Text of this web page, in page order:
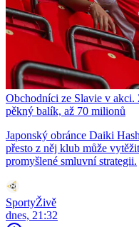
Obchodníci ze Slavie v akci.
pěkný balík, až 70 milionů
Japonský obránce Daiki
přesto z něj klub může
promyšlené smluvní strategii.
SportyŽivě
dnes, 21:32